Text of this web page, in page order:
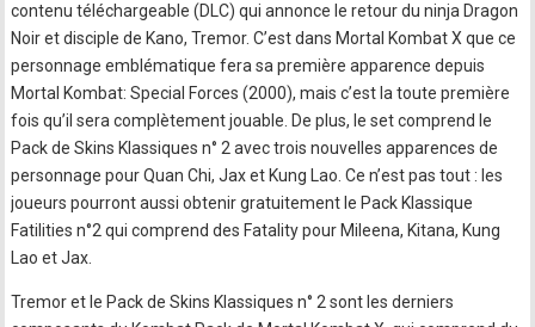
contenu téléchargeable (DLC) qui annonce le retour du ninja Dragon
Noir et disciple de Kano, Tremor. C’est dans Mortal Kombat X que ce
personnage emblématique fera sa première apparence depuis
Mortal Kombat: Special Forces (2000), mais c’est la toute première
fois qu’il sera complètement jouable. De plus, le set comprend le
Pack de Skins Klassiques n° 2 avec trois nouvelles apparences de
personnage pour Quan Chi, Jax et Kung Lao. Ce n’est pas tout : les
joueurs pourront aussi obtenir gratuitement le Pack Klassique
Fatilities n°2 qui comprend des Fatality pour Mileena, Kitana, Kung
Lao et Jax.
Tremor et le Pack de Skins Klassiques n° 2 sont les derniers